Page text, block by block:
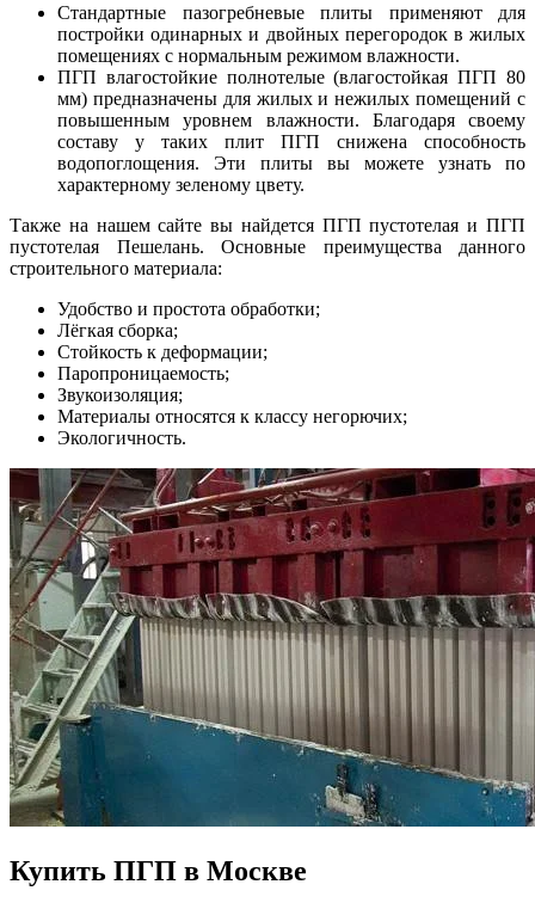
Стандартные пазогребневые плиты применяют для
постройки одинарных и двойных перегородок в жилых
помещениях с нормальным режимом влажности.
ПГП влагостойкие полнотелые (влагостойкая ПГП 80
мм) предназначены для жилых и нежилых помещений с
повышенным уровнем влажности. Благодаря своему
составу у таких плит ПГП снижена способность
водопоглощения. Эти плиты вы можете узнать по
характерному зеленому цвету.
Также на нашем сайте вы найдется ПГП пустотелая и ПГП
пустотелая Пешелань. Основные преимущества данного
строительного материала:
Удобство и простота обработки;
Лёгкая сборка;
Стойкость к деформации;
Паропроницаемость;
Звукоизоляция;
Материалы относятся к классу негорючих;
Экологичность.
Купить ПГП в Москве